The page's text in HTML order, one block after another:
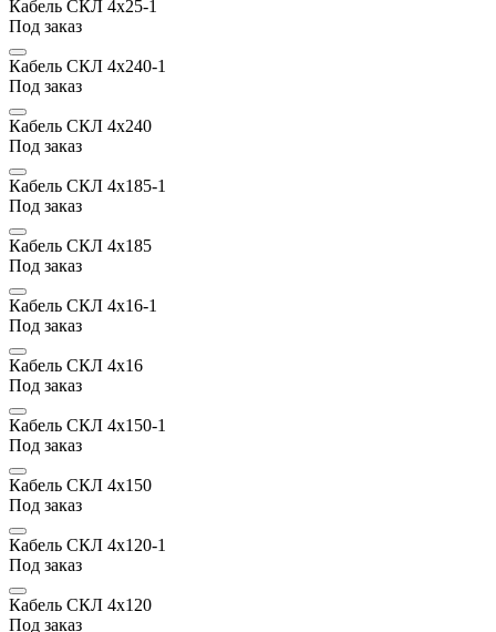
Кабель СКЛ 4х25-1
Под заказ
Кабель СКЛ 4х240-1
Под заказ
Кабель СКЛ 4х240
Под заказ
Кабель СКЛ 4х185-1
Под заказ
Кабель СКЛ 4х185
Под заказ
Кабель СКЛ 4х16-1
Под заказ
Кабель СКЛ 4х16
Под заказ
Кабель СКЛ 4х150-1
Под заказ
Кабель СКЛ 4х150
Под заказ
Кабель СКЛ 4х120-1
Под заказ
Кабель СКЛ 4х120
Под заказ